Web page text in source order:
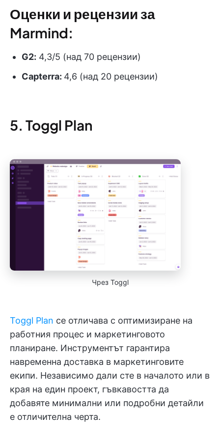
Оценки и рецензии за
Marmind:
G2: 4,3/5 (над 70 рецензии)
Capterra: 4,6 (над 20 рецензии)
5. Toggl Plan
Чрез Toggl
Toggl Plan се отличава с оптимизиране на
работния процес и маркетинговото
планиране. Инструментът гарантира
навременна доставка в маркетинговите
екипи. Независимо дали сте в началото или в
края на един проект, гъвкавостта да
добавяте минимални или подробни детайли
е отличителна черта.